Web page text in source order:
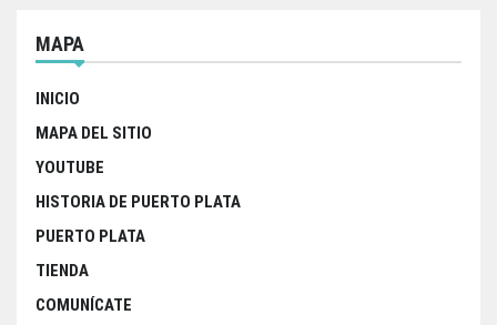
MAPA
INICIO
MAPA DEL SITIO
YOUTUBE
HISTORIA DE PUERTO PLATA
PUERTO PLATA
TIENDA
COMUNÍCATE